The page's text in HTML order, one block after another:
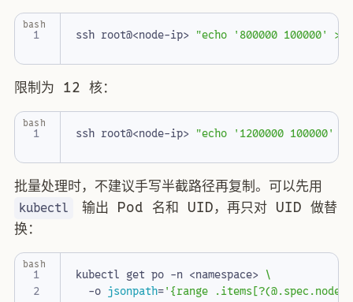
1 ssh root@<node-ip> "echo '800000 100000' >
bash
限制为 12 核：
1 ssh root@<node-ip> "echo '1200000 100000'
bash
批量处理时，不建议手写半截路径再复制。可以先用
kubectl
输出 Pod 名和 UID，再只对 UID 做替
换：
1
2
kubectl get po -n <namespace>
  -o
jsonpath='{range
bash